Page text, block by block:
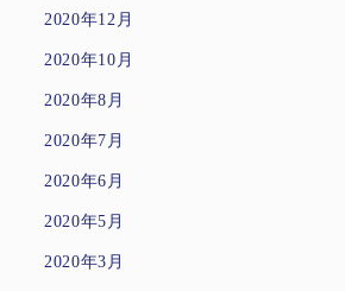
2020年12月
2020年10月
2020年8月
2020年7月
2020年6月
2020年5月
2020年3月